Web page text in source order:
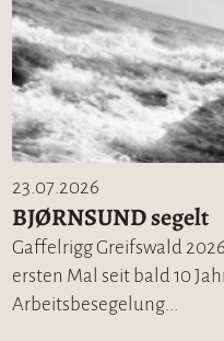
23.07.2026
BJØRNSUND segelt
Gaffelrigg Greifswald
ersten Mal seit bald 10
Arbeitsbesegelung...